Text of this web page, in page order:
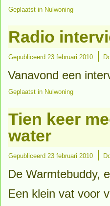
Geplaatst in Nulwoning
Radio
Gepubliceerd 23 februari 2010 |
Vanavond een
Geplaatst in Nulwoning
Tien keer
water
Gepubliceerd 23 februari 2010 |
De Warmtebuddy,
Een klein vat voor